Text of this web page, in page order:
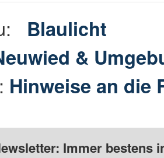
Blaulicht
&
Hinweise an die
Immer bestens